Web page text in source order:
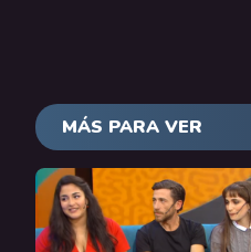
MÁS PARA VER